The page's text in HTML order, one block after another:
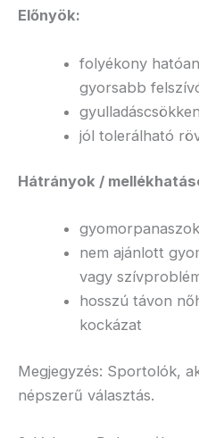
Előnyök:
folyékony
gyorsabb
jól tolerálható
Hátrányok /
nem ajánlott
vagy
hosszú távon
kockázat
Megjegyzés: Sportolók,
népszerű választás.